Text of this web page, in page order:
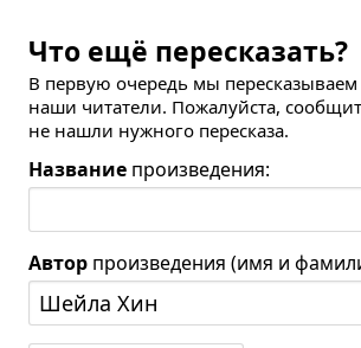
Что ещё пересказать?
В первую очередь мы пересказываем
наши читатели. Пожалуйста,
не нашли нужного пересказа.
Название произведения:
Автор произведения (имя и